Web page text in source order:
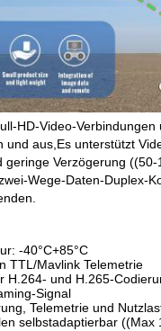
HD-Video-
und aus, Es unterstützt
Verzögerung ((50-
Wege-Daten-Duplex-
-40°C+85°C
TTL/Mavlink Telemetrie
H.264- und H.265-
Signal
Telemetrie und
selbstadaptierbar